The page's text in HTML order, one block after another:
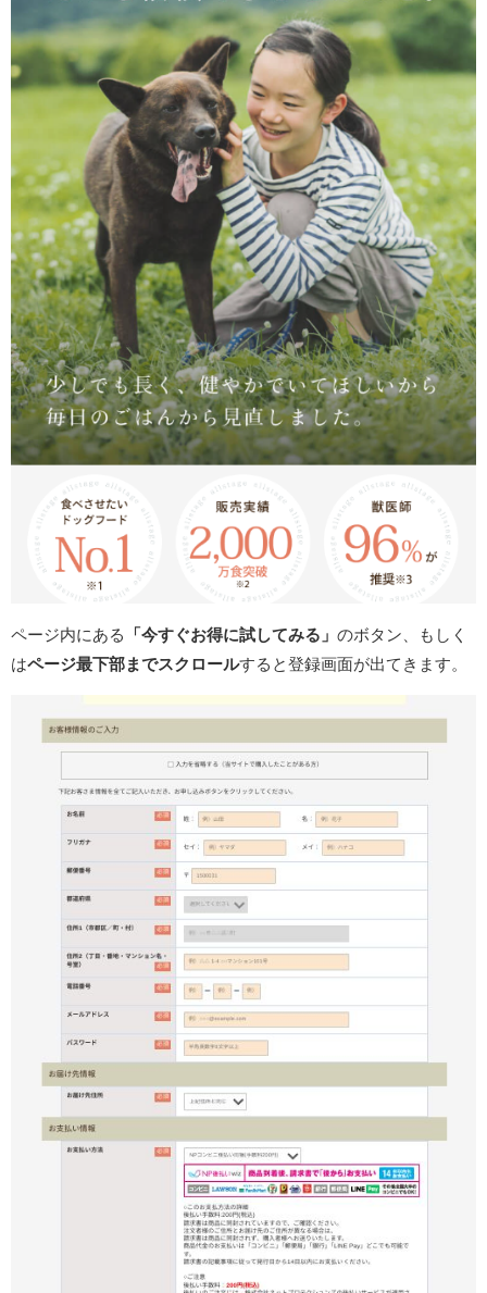
ページ内にある 「今すぐお得に試してみる」 のボタン、もしく
はページ最下部までスクロールすると登録画面が出てきます。